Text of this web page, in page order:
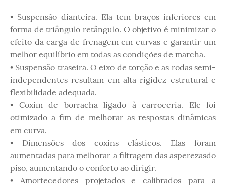
• Suspensão dianteira. Ela tem braços inferiores em
forma de triângulo retângulo. O objetivo é minimizar o
efeito da carga de frenagem em curvas e garantir um
melhor equilíbrio em todas as condições de marcha.
• Suspensão traseira. O eixo de torção e as rodas semi-
independentes resultam em alta rigidez estrutural e
flexibilidade adequada.
• Coxim de borracha ligado à carroceria. Ele foi
otimizado a fim de melhorar as respostas dinâmicas
em curva.
• Dimensões dos coxins elásticos. Elas foram
aumentadas para melhorar a filtragem das asperezasdo
piso, aumentando o conforto ao dirigir.
• Amortecedores projetados e calibrados para a